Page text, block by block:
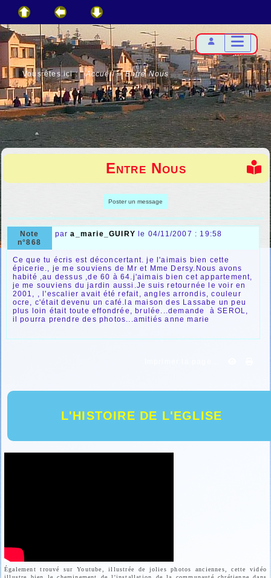
Vous êtes ici :Accueil»Entre Nous
L'HISTOIRE DE L'EGLISE
Également trouvé sur Youtube, illustrée de jolies photos anciennes, cette vidéo
Entre Nous
Poster un message
Note
n°868
para_marie_GUIRY le 04/11/2007 : 19:58
Ce que tu écris est déconcertant. je l'aimais bien cette
épicerie., je me souviens de Mr et Mme Dersy.Nous avons
habité ,au dessus ,de 60 à 64.j'aimais bien cet appartement,
je me souviens du jardin aussi.Je suis retournée le voir en
2001, , l'escalier avait été refait, angles arrondis, couleur
ocre, c'était devenu un café.la maison des Lassabe un peu
plus loin était toute effondrée, brulée...demande à SEROL,
il pourra prendre des photos...amitiés anne marie